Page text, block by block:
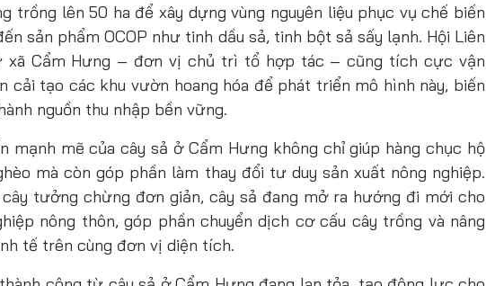
trồng lên 50 ha để xây dựng vùng nguyên liệu phục vụ chế biến
sản phẩm OCOP như tinh dầu sả, tinh bột sả sấy lạnh. Hội Liên
xã Cẩm Hưng – đơn vị chủ trì tổ hợp tác – cũng tích cực vận
cải tạo các khu vườn hoang hóa để phát triển mô hình này, biến
nguồn thu nhập bền vững.
mạnh mẽ của cây sả ở Cẩm Hưng không chỉ giúp hàng chục hộ
mà còn góp phần làm thay đổi tư duy sản xuất nông nghiệp.
tưởng chừng đơn giản, cây sả đang mở ra hướng đi mới cho
nông thôn, góp phần chuyển dịch cơ cấu cây trồng và nâng
tế trên cùng đơn vị diện tích.